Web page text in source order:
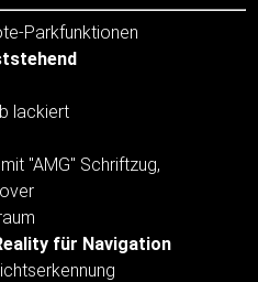
Parkfunktionen
lackiert
"AMG" Schriftzug,
für Navigation